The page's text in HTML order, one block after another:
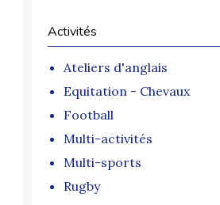
Activités
Ateliers d'anglais
Equitation - Chevaux
Football
Multi-activités
Multi-sports
Rugby